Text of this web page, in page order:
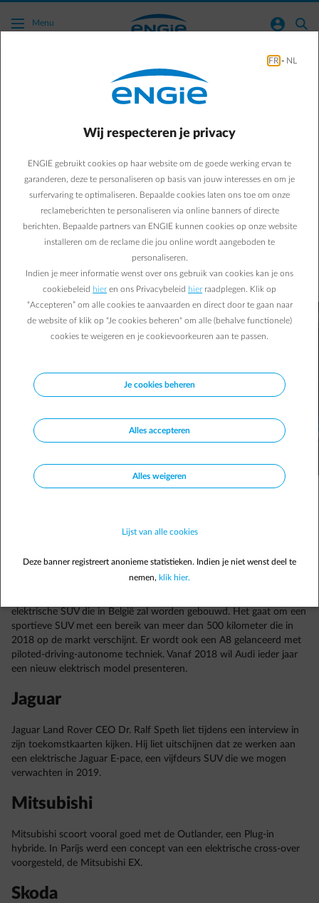
Ga naar de hoofdinhoud
Menu normal-account-circle search
Green Mobility
De toekomst op de EV-
markt: elektrische SUV’s
Dat elektrisch rijden zich niet langer zal beperken tot de
stad bewijzen deze constructeurs. Een overzicht van de
elektrische SUV’s.
user Anonymous 16/02/2017 |2 min.
elektrische SUV die in België zal worden gebouwd. Het gaat om een
sportieve SUV met een bereik van meer dan 500 kilometer die in
2018 op de markt verschijnt. Er wordt ook een A8 gelanceerd met
piloted-driving-autonome techniek. Vanaf 2018 wil Audi ieder jaar
een nieuw elektrisch model presenteren.
Jaguar
Jaguar Land Rover CEO Dr. Ralf Speth liet tijdens een interview in
zijn toekomstkaarten kijken. Hij liet uitschijnen dat ze werken aan
een elektrische Jaguar E-pace, een vijfdeurs SUV die we mogen
verwachten in 2019.
Mitsubishi
Mitsubishi scoort vooral goed met de Outlander, een Plug-in
hybride. In Parijs werd een concept van een elektrische cross-over
voorgesteld, de Mitsubishi EX.
Skoda
FR - NL
Wij respecteren je privacy
ENGIE gebruikt cookies op haar website om de goede werking ervan te
garanderen, deze te personaliseren op basis van jouw interesses en om je
surfervaring te optimaliseren. Bepaalde cookies laten ons toe om onze
reclameberichten te personaliseren via online banners of directe
berichten. Bepaalde partners van ENGIE kunnen cookies op onze website
installeren om de reclame die jou online wordt aangeboden te
personaliseren.
Indien je meer informatie wenst over ons gebruik van cookies kan je ons
cookiebeleid hier en ons Privacybeleid hier raadplegen. Klik op
“Accepteren” om alle cookies te aanvaarden en direct door te gaan naar
de website of klik op "Je cookies beheren" om alle (behalve functionele)
cookies te weigeren en je cookievoorkeuren aan te passen.
Je cookies beheren
Alles accepteren
Alles weigeren
Lijst van alle cookies
Deze banner registreert anonieme statistieken. Indien je niet wenst deel te
nemen, klik hier.